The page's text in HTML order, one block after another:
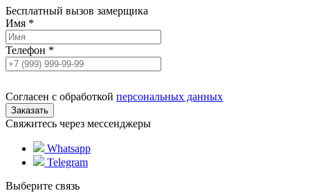
Бесплатный вызов замерщика
Имя *
Телефон *
Согласен с обработкой персональных данных
Свяжитесь через мессенджеры
Whatsapp
Telegram
Выберите связь